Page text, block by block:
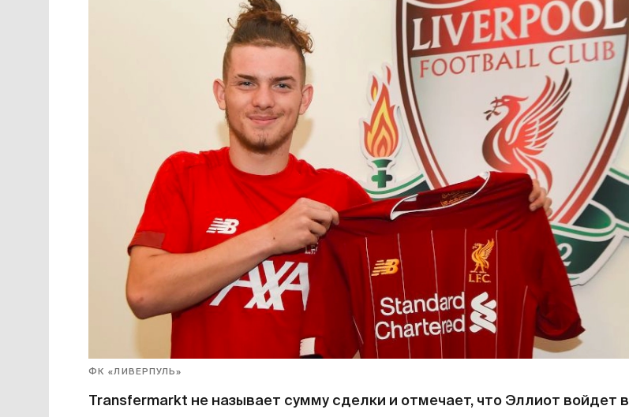
ФК «ЛИВЕРПУЛЬ»
Transfermarkt не называет сумму сделки и отмечает, что Эллиот войдет в